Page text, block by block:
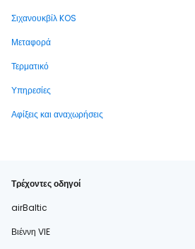
Σιχανουκβίλ KOS
Μεταφορά
Τερματικό
Υπηρεσίες
Αφίξεις και αναχωρήσεις
Τρέχοντες οδηγοί
airBaltic
Βιέννη VIE